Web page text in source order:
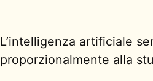
L’intelligenza artificiale
proporzionalmente alla